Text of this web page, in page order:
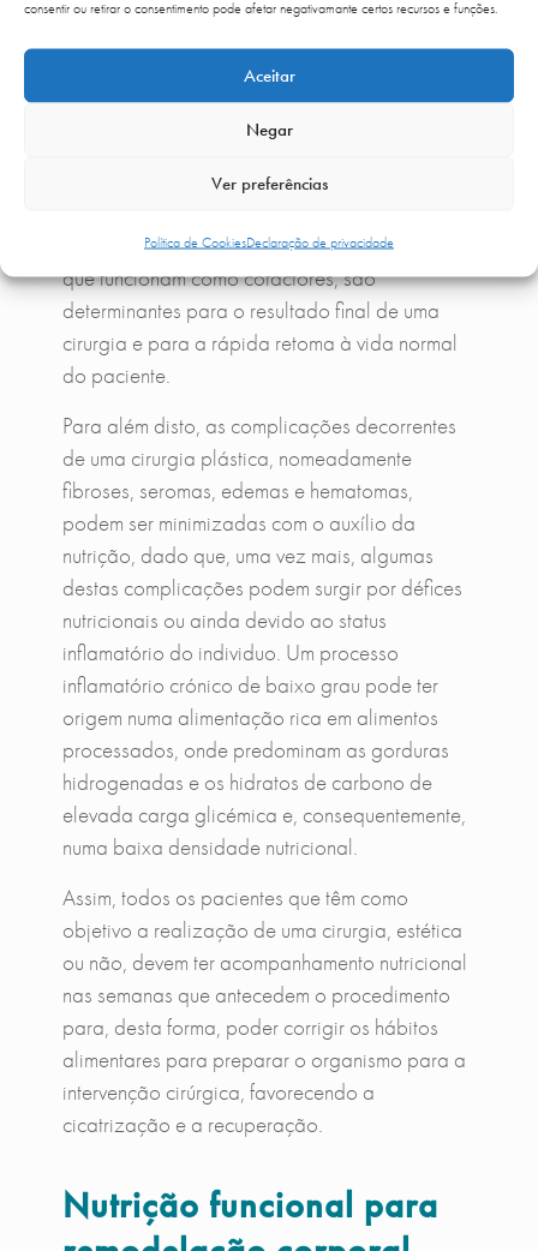
consentir ou retirar o consentimento pode afetar negativamante certos recursos e funções.
Aceitar
Negar
Ver preferências
Política de CookiesDeclaração de privacidade
Nutrientes como o zinco, o selénio, vitamina A,
C e E devem ser avaliados e repostos caso se
verifiquem deficientes, devido à sua direta
contribuição na resposta imune e no processo
adequados destes nutrientes, e de outros tantos
que funcionam como cofactores, são
determinantes para o resultado final de uma
cirurgia e para a rápida retoma à vida normal
do paciente.
Para além disto, as complicações decorrentes
de uma cirurgia plástica, nomeadamente
fibroses, seromas, edemas e hematomas,
podem ser minimizadas com o auxílio da
nutrição, dado que, uma vez mais, algumas
destas complicações podem surgir por défices
nutricionais ou ainda devido ao status
inflamatório do individuo. Um processo
inflamatório crónico de baixo grau pode ter
origem numa alimentação rica em alimentos
processados, onde predominam as gorduras
hidrogenadas e os hidratos de carbono de
elevada carga glicémica e, consequentemente,
numa baixa densidade nutricional.
Assim, todos os pacientes que têm como
objetivo a realização de uma cirurgia, estética
ou não, devem ter acompanhamento nutricional
nas semanas que antecedem o procedimento
para, desta forma, poder corrigir os hábitos
alimentares para preparar o organismo para a
intervenção cirúrgica, favorecendo a
cicatrização e a recuperação.
Nutrição funcional para